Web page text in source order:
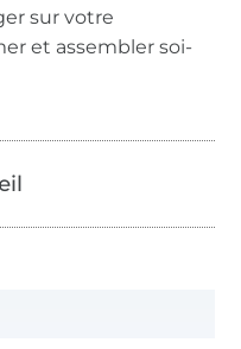
sur votre
et assembler soi-